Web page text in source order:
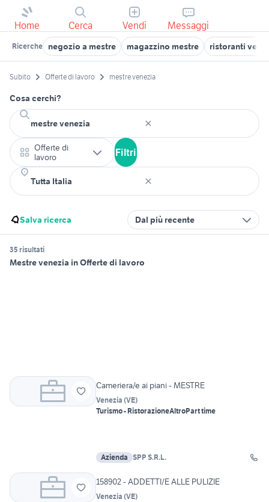
Home Cerca Vendi Messaggi
Ricerche negozio a mestre magazzino mestre ristoranti
Subito Offerte di lavoro mestre venezia
Cosa cerchi?
Offerte di
lavoro
Filtri
Salva ricerca Dal più recente
35 risultati
Mestre venezia in Offerte di lavoro
Cameriera/e ai piani - MESTRE
Venezia (VE)
Turismo - RistorazioneAltroPart time
Azienda SPP S.R.L.
158902 - ADDETTI/E ALLE PULIZIE
Venezia (VE)